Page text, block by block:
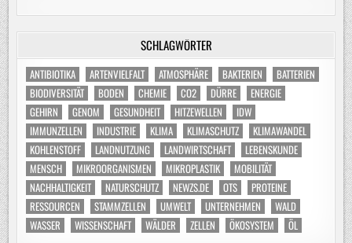
SCHLAGWÖRTER
ANTIBIOTIKA ARTENVIELFALT ATMOSPHÄRE BAKTERIEN
BATTERIEN
BIODIVERSITÄT
BODEN CHEMIE CO2 DÜRRE
ENERGIE
GEHIRN
GENOM GESUNDHEIT HITZEWELLEN
IDW
IMMUNZELLEN
INDUSTRIE KLIMA KLIMASCHUTZ
KLIMAWANDEL
KOHLENSTOFF
LANDNUTZUNG LANDWIRTSCHAFT
LEBENSKUNDE
MENSCH
MIKROORGANISMEN MIKROPLASTIK
MOBILITÄT
NACHHALTIGKEIT
NATURSCHUTZ NEWZS.DE OTS
PROTEINE
RESSOURCEN
STAMMZELLEN UMWELT UNTERNEHMEN
WALD
WASSER
WISSENSCHAFT WÄLDER ZELLEN ÖKOSYSTEM ÖL